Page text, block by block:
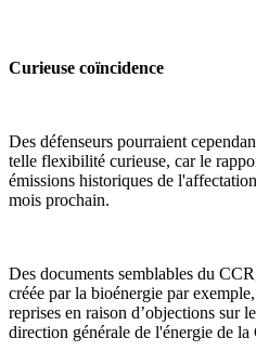
Curieuse coïncidence
Des défenseurs pourraient
telle flexibilité curieuse, car le
émissions historiques de
mois prochain.
Des documents semblables du
créée par la bioénergie par
reprises en raison d’objections sur
direction générale de l'énergie de la